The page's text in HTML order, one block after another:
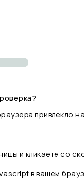
привлекло
и кликаете со
в вашем